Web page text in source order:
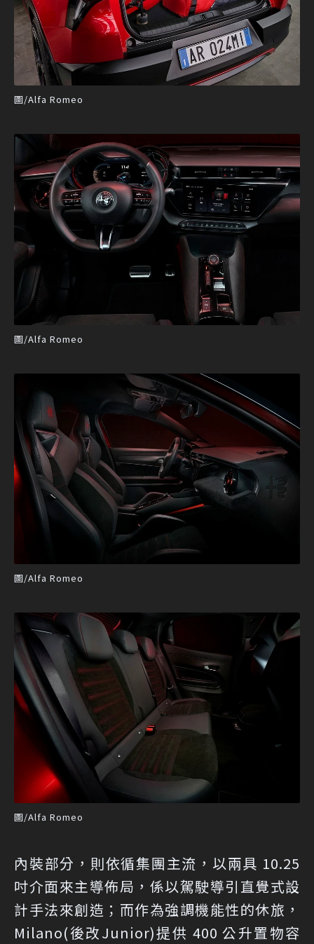
圖/Alfa Romeo
圖/Alfa Romeo
圖/Alfa Romeo
圖/Alfa Romeo
內裝部分，則依循集團主流，以兩具 10.25
吋介面來主導佈局，係以駕駛導引直覺式設
計手法來創造；而作為強調機能性的休旅，
Milano(後改Junior)提供 400 公升置物容